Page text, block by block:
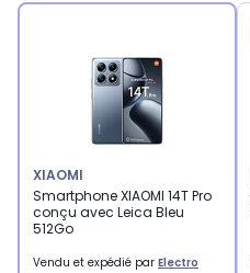
XIAOMI
Smartphone XIAOMI 14T Pro
conçu avec Leica Bleu
512Go
Vendu et expédié par Electro